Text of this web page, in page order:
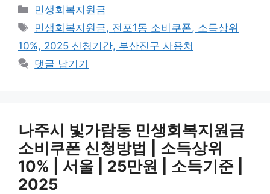
카
테
리
민생회복지원금
태
그
민생회복지원금, 전포1동 소비쿠폰, 소득상위
10%, 2025 신청기간, 부산진구 사용처
댓글 남기기
나주시 빛가람동 민생회복지원금
소비쿠폰 신청방법 | 소득상위
10% | 서울 | 25만원 | 소득기준 |
2025